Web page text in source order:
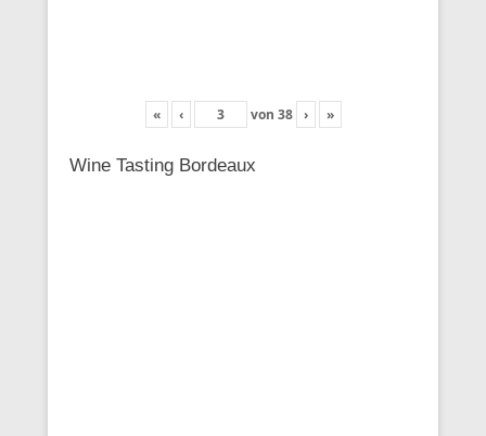
« ‹ von 38 › »
Wine Tasting Bordeaux